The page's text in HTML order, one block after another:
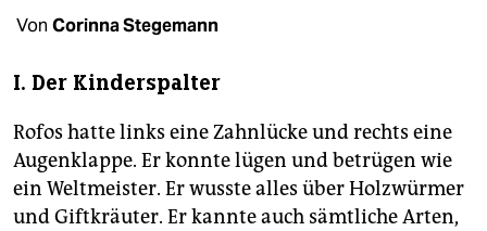
veranstaltungen
shop
fragen & hilfe
unterstützen
abo
Von Corinna Stegemann
I. Der Kinderspalter
Rofos hatte links eine Zahnlücke und rechts eine
Augenklappe. Er konnte lügen und betrügen wie
ein Weltmeister. Er wusste alles über Holzwürmer
und Giftkräuter. Er kannte auch sämtliche Arten,